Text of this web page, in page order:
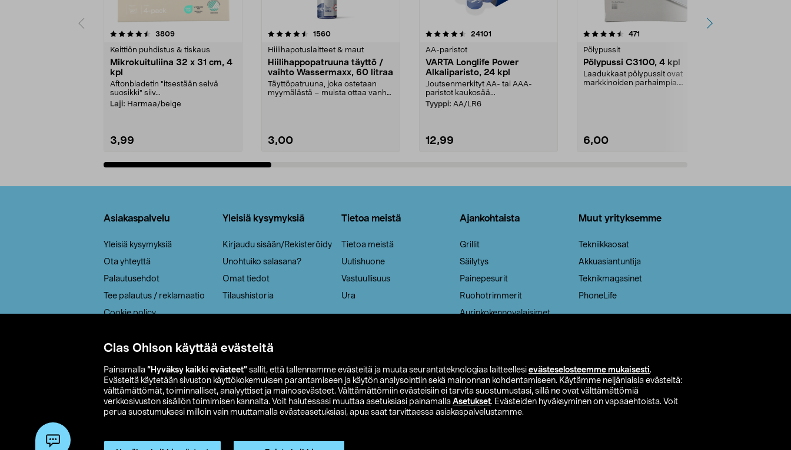
Clas Ohlson käyttää evästeitä
Painamalla ”Hyväksy kaikki evästeet” sallit, että tallennamme evästeitä ja muuta seurantateknologiaa laitteellesi evästeselosteemme mukaisesti.
Evästeitä käytetään sivuston käyttökokemuksen parantamiseen ja käytön analysointiin sekä mainonnan kohdentamiseen. Käytämme neljänlaisia evästeitä:
välttämättömät, toiminnalliset, analyyttiset ja mainosevästeet. Välttämättömiin evästeisiin ei tarvita suostumustasi, sillä ne ovat välttämättömiä
verkkosivuston sisällön toimimisen kannalta. Voit halutessasi muuttaa asetuksiasi painamalla Asetukset. Evästeiden hyväksyminen on vapaaehtoista. Voit
perua suostumuksesi milloin vain muuttamalla evästeasetuksiasi, apua saat tarvittaessa asiakaspalvelustamme.
3809arvostelut
Keittiön puhdistus & tiskaus
Mikrokuituliina 32 x 31 cm, 4
kpl
Aftonbladetin "itsestään selvä
suosikki" siiv...
Laji: Harmaa/beige
3,99
4.5viidestä
1560arvostelut
Hiilihapotuslaitteet & maut
Hiilihappopatruuna täyttö /
vaihto Wassermaxx, 60 litraa
Täyttöpatruuna, joka ostetaan
myymälästä – muista ottaa vanha
3,00
4.5viidestä
24101
AA-paristot
VARTA Longlife Power
Alkaliparisto, 24 kpl
Joutsenmerkityt AA- tai AAA-
paristot kaukosää...
Tyyppi: AA/LR6
12,99
4.5viidestä
471
Pölypussit
Pölypussi C3100, 4 kpl
Laadukkaat pölypussit ovat
markkinoiden parhaimpia.
6,00
4.5viidestä
Asiakaspalvelu
Yleisiä kysymyksiä
Ota yhteyttä
Palautusehdot
Tee palautus / reklamaatio
Cookie policy
Saavutettavuus
Yleisiä kysymyksiä
Kirjaudu sisään/Rekisteröidy
Unohtuiko salasana?
Omat tiedot
Tilaushistoria
Tietoa meistä
Tietoa meistä
Uutishuone
Vastuullisuus
Ura
Ajankohtaista
Grillit
Säilytys
Painepesurit
Ruohotrimmerit
Aurinkokennovalaisimet
Muut yrityksemme
Tekniikkaosat
Akkuasiantuntija
Teknikmagasinet
PhoneLife